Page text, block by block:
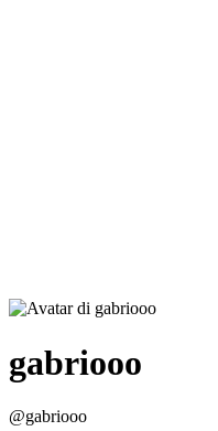
gabriooo
@gabriooo